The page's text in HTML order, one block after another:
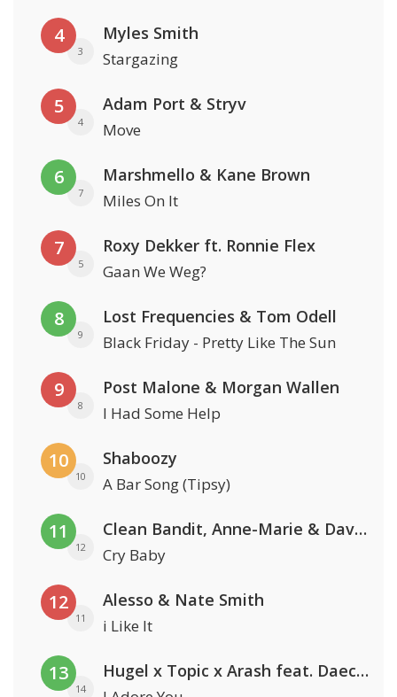
4
3
Myles Smith
Stargazing
5
4
Adam Port & Stryv
Move
6
7
Marshmello & Kane Brown
Miles On It
7
5
Roxy Dekker ft. Ronnie Flex
Gaan We Weg?
8
9
Lost Frequencies & Tom Odell
Black Friday - Pretty Like The Sun
9
8
Post Malone & Morgan Wallen
I Had Some Help
10
10
Shaboozy
A Bar Song (Tipsy)
11
12
Clean Bandit, Anne-Marie & David Guetta
Cry Baby
12
11
Alesso & Nate Smith
i Like It
13
14
Hugel x Topic x Arash feat. Daecolm